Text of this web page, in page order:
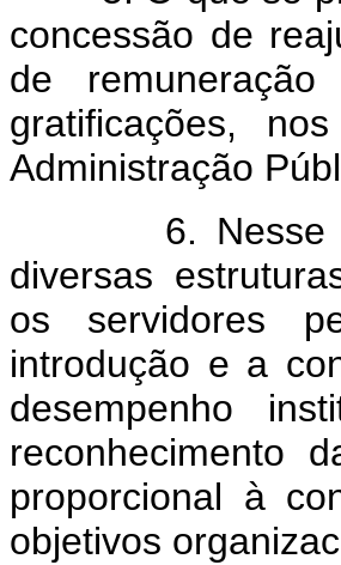
concessão de
de
gratificações,
Administração
6. Nesse
diversas
os servidores
introdução e a
desempenho
reconhecimento
proporcional à
objetivos